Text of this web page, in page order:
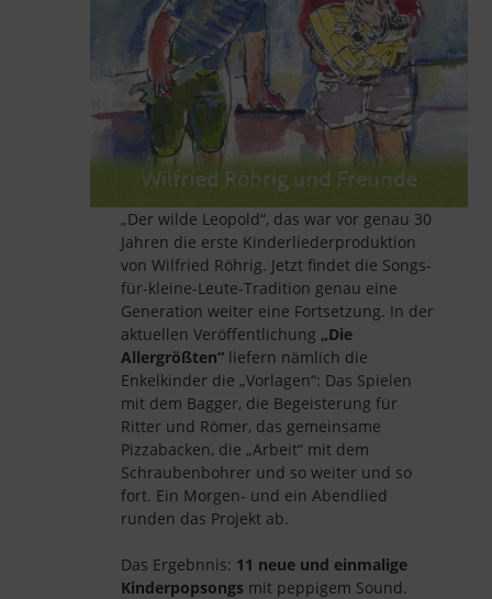
„Der wilde Leopold“, das war vor genau 30
Jahren die erste Kinderliederproduktion
von Wilfried Röhrig. Jetzt findet die Songs-
für-kleine-Leute-Tradition genau eine
Generation weiter eine Fortsetzung. In der
aktuellen Veröffentlichung „Die
Allergrößten“liefern nämlich die
Enkelkinder die „Vorlagen“: Das Spielen
mit dem Bagger, die Begeisterung für
Ritter und Römer, das gemeinsame
Pizzabacken, die „Arbeit“ mit dem
Schraubenbohrer und so weiter und so
fort. Ein Morgen- und ein Abendlied
runden das Projekt ab.
Das Ergebnnis: 11 neue und einmalige
Kinderpopsongs mit peppigem Sound.